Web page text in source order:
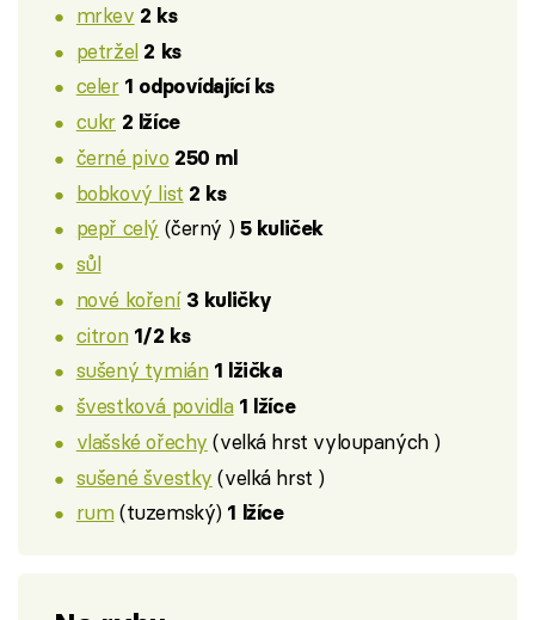
mrkev 2 ks
petržel 2 ks
celer 1 odpovídající ks
cukr 2 lžíce
černé pivo 250 ml
bobkový list 2 ks
pepř celý (černý ) 5 kuliček
sůl
nové koření 3 kuličky
citron 1/2 ks
sušený tymián 1 lžička
švestková povidla 1 lžíce
vlašské ořechy (velká hrst vyloupaných )
sušené švestky (velká hrst )
rum(tuzemský) 1 lžíce